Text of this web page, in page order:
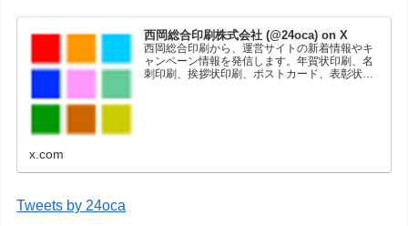
西岡総合印刷株式会社 (@24oca) on X
西岡総合印刷から、運営サイトの新着情報やキ
ャンペーン情報を発信します。年賀状印刷、名
刺印刷、挨拶状印刷、ポストカード、表彰状印
x.com
Tweets by 24oca